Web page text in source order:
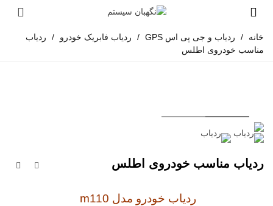
خانه / ردیاب و جی پی اس GPS / ردیاب فابریک خودرو /
ردیاب
مناسب خودروی اطلس
ردیاب مناسب خودروی اطلس
ردیاب خودرو مدل m110